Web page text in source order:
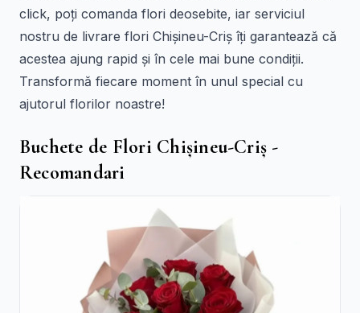
click, poți comanda flori deosebite, iar serviciul
nostru de livrare flori Chișineu-Criș îți garantează că
acestea ajung rapid și în cele mai bune condiții.
Transformă fiecare moment în unul special cu
ajutorul florilor noastre!
Buchete de Flori Chișineu-Criș -
Recomandari